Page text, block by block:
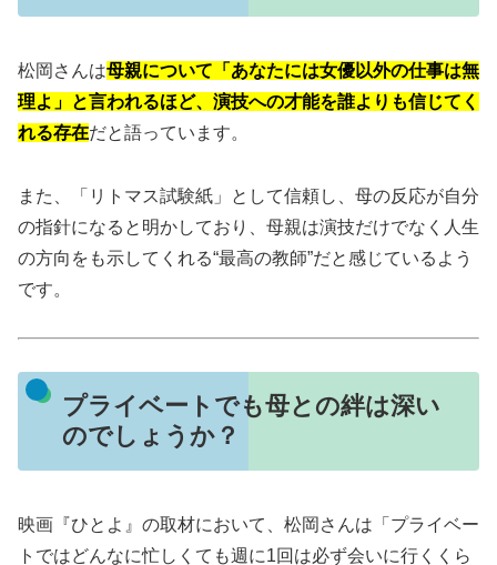
松岡さんは母親について「あなたには女優以外の仕事は無
理よ」と言われるほど、演技への才能を誰よりも信じてく
れる存在だと語っています。
また、「リトマス試験紙」として信頼し、母の反応が自分
の指針になると明かしており、母親は演技だけでなく人生
の方向をも示してくれる“最高の教師”だと感じているよう
です。
プライベートでも母との絆は深い
のでしょうか？
映画『ひとよ』の取材において、松岡さんは「プライベー
トではどんなに忙しくても週に1回は必ず会いに行くくら